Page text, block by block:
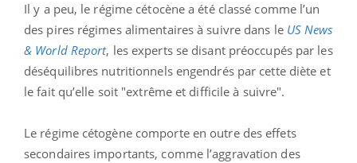
Il y a peu, le régime cétocène a été classé comme l’un
des pires régimes alimentaires à suivre dans le US News
& World Report, les experts se disant préoccupés par les
déséquilibres nutritionnels engendrés par cette diète et
le fait qu’elle soit "extrême et difficile à suivre".
Le régime cétogène comporte en outre des effets
secondaires importants, comme l’aggravation des